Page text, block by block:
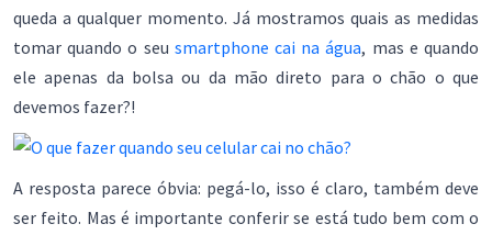
queda a qualquer momento. Já mostramos quais as medidas
tomar quando o seu smartphone cai na água, mas e quando
ele apenas da bolsa ou da mão direto para o chão o que
devemos fazer?!
A resposta parece óbvia: pegá-lo, isso é claro, também deve
ser feito. Mas é importante conferir se está tudo bem com o